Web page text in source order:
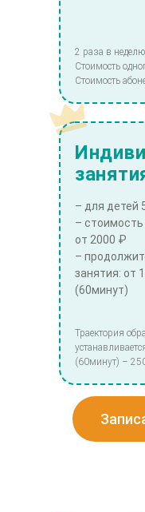
– для детей
– стоимость
от 2000 ₽
–
занятия: от
(60минут)
2 раза в
Стоимость
Стоимость
Траектория
(60минут) –